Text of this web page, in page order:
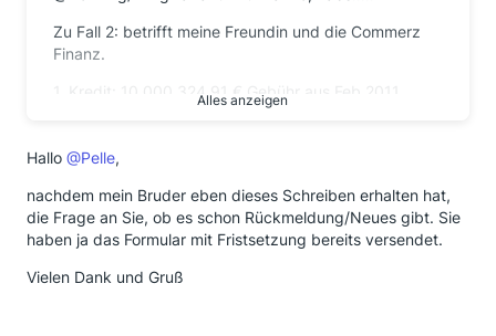
Zu Fall 2: betrifft meine Freundin und die Commerz
Finanz.
1. Kredit: 10.000 324,91 € Gebühr aus Feb 2011
dann gemerkt: Ups, reicht nicht. 2. Kredit: 5.000 €
und nun wirds spannend:
Beide Kredite "zusammengeschoben"
15.374,08 € und nochmal eine Gebühr von 461,22 €
aus Aug. 2012
Alles anzeigen
Hallo @Pelle,
nachdem mein Bruder eben dieses Schreiben erhalten hat,
die Frage an Sie, ob es schon Rückmeldung/Neues gibt. Sie
haben ja das Formular mit Fristsetzung bereits versendet.
Vielen Dank und Gruß